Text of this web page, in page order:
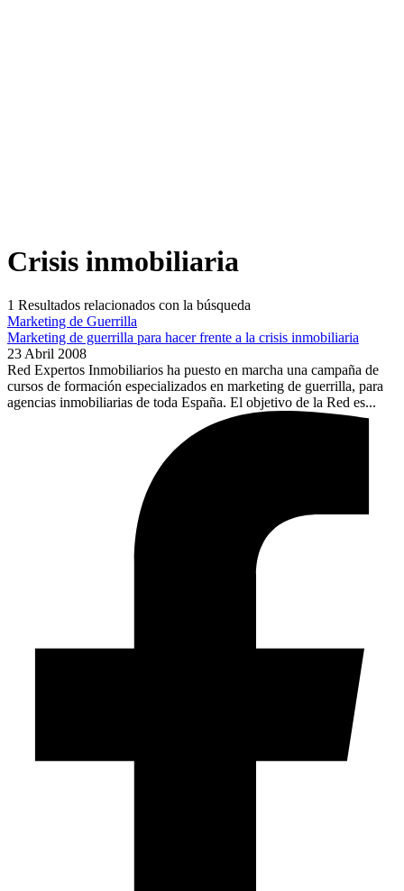
Crisis inmobiliaria
1 Resultados relacionados con la búsqueda
Marketing de Guerrilla
Marketing de guerrilla para hacer frente a la crisis inmobiliaria
23 Abril 2008
Red Expertos Inmobiliarios ha puesto en marcha una campaña de
cursos de formación especializados en marketing de guerrilla, para
agencias inmobiliarias de toda España. El objetivo de la Red es...